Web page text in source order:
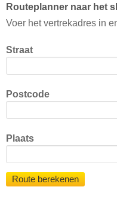
Routeplanner naar het
Voer het vertrekadres in
Straat
Postcode
Plaats
Route berekenen